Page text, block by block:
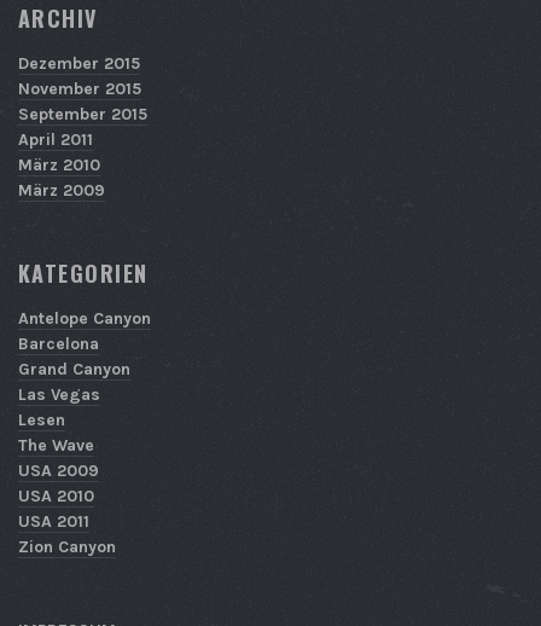
ARCHIV
Dezember 2015
November 2015
September 2015
April 2011
März 2010
März 2009
KATEGORIEN
Antelope Canyon
Barcelona
Grand Canyon
Las Vegas
Lesen
The Wave
USA 2009
USA 2010
USA 2011
Zion Canyon